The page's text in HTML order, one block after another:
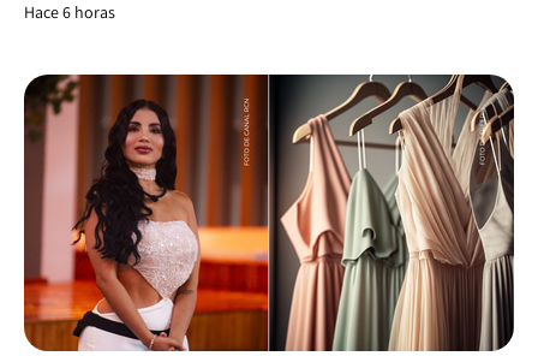
Hace 6 horas